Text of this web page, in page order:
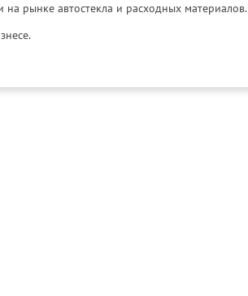
рынке автостекла и расходных материалов.